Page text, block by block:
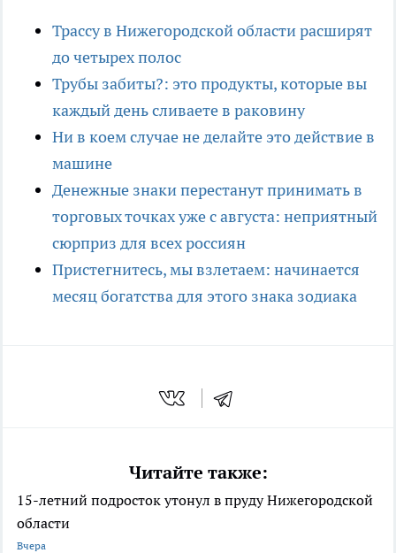
Трассу в Нижегородской области расширят
до четырех полос
Трубы забиты?: это продукты, которые вы
каждый день сливаете в раковину
Ни в коем случае не делайте это действие в
машине
Денежные знаки перестанут принимать в
торговых точках уже с августа: неприятный
сюрприз для всех россиян
Пристегнитесь, мы взлетаем: начинается
месяц богатства для этого знака зодиака
Читайте также:
15-летний подросток утонул в пруду Нижегородской
области
Вчера